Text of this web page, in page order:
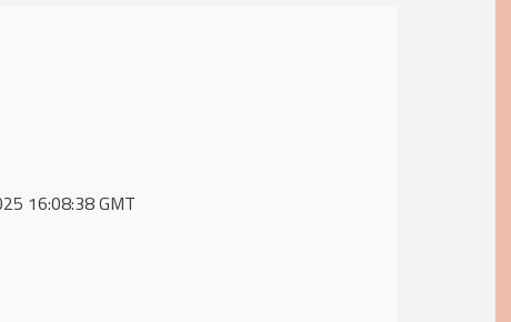
16:08:38 GMT